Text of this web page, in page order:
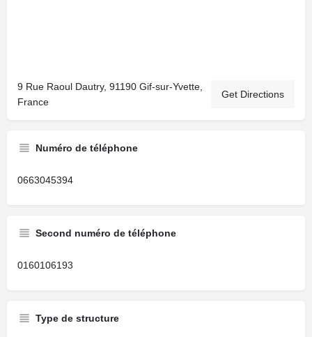
9 Rue Raoul Dautry, 91190 Gif-sur-Yvette,
France
Get Directions
Numéro de téléphone
0663045394
Second numéro de téléphone
0160106193
Type de structure